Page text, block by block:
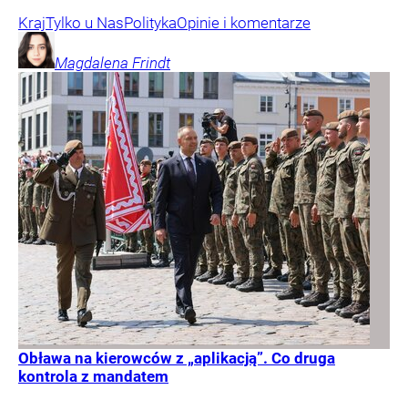
KrajTylko u NasPolitykaOpinie i komentarze
Magdalena Frindt
Obława na kierowców z „aplikacją”. Co druga
kontrola z mandatem